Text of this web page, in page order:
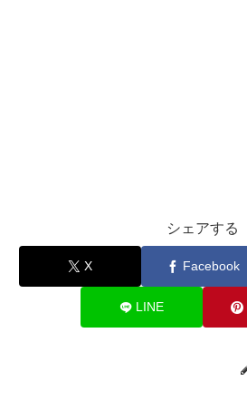
シェアする
X Facebook
LINE